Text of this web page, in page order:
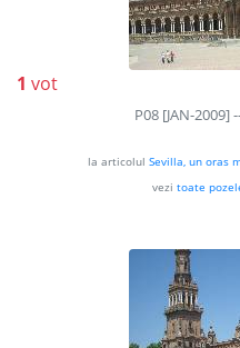
1 vot
P08 [JAN-2009]
la articolul Sevilla, un oras
vezi toate